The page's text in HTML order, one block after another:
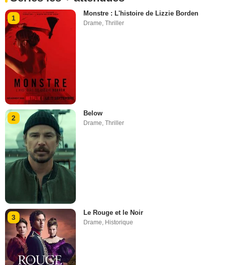
1
Monstre : L'histoire de Lizzie Borden
Drame,Thriller
2
Below
Drame ,Thriller
3
Le Rouge et le Noir
Drame, Historique